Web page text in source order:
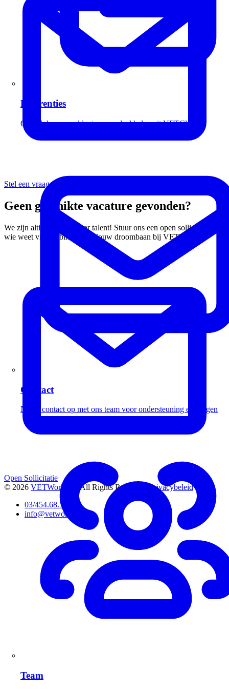
Referenties
Ontdek hoe onze klanten voordeel halen uit VETCloud
Contact
Neem contact op met ons team voor ondersteuning en vragen
Team
Stel een vraag
Geen geschikte vacature gevonden?
We zijn altijd op zoek naar talent! Stuur ons een open sollicitatie en
wie weet vind je binnenkort jouw droombaan bij VETWorks.
Open Sollicitatie
© 2026 VETWorks™ . All Rights Reserved.
Privacybeleid
03/454.68.53
info@vetworks.be